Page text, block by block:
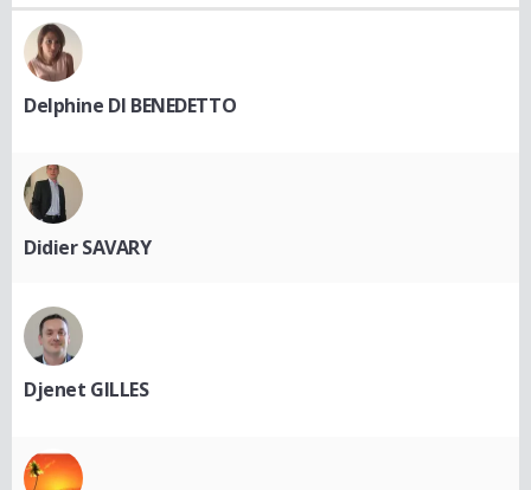
Delphine DI BENEDETTO
Didier SAVARY
Djenet GILLES